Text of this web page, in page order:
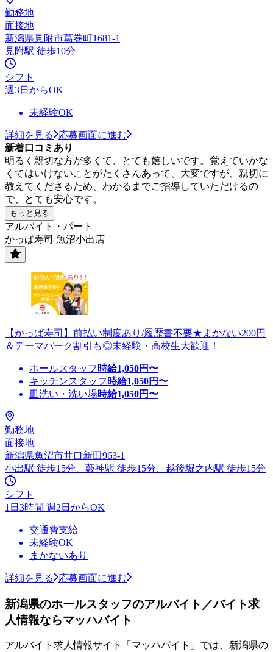
勤務地
面接地
新潟県見附市葛巻町1681-1
見附駅 徒歩10分
シフト
週3日からOK
未経験OK
詳細を見る
応募画面に進む
新着口コミあり
明るく親切な方が多くて、とても嬉しいです。覚えていかな
くてはいけないことがたくさんあって、大変ですが、親切に
教えてくださるため、わかるまでご指導していただけるの
で、とても安心です。
もっと見る
アルバイト・パート
かっぱ寿司 魚沼小出店
【かっぱ寿司】前払い制度あり/履歴書不要★まかない200円
＆テーマパーク割引も◎未経験・高校生大歓迎！
ホールスタッフ 時給1,050円〜
キッチンスタッフ 時給1,050円〜
皿洗い・洗い場時給1,050円〜
勤務地
面接地
新潟県魚沼市井口新田963-1
小出駅 徒歩15分、藪神駅 徒歩15分、越後堀之内駅 徒歩15分
シフト
1日3時間 週2日からOK
交通費支給
未経験OK
まかないあり
詳細を見る 応募画面に進む
新潟県のホールスタッフのアルバイト／バイト求
人情報ならマッハバイト
アルバイト求人情報サイト「マッハバイト」では、新潟県の